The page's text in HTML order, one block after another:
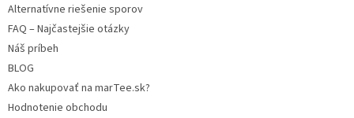
Alternatívne riešenie sporov
FAQ – Najčastejšie otázky
Náš príbeh
BLOG
Ako nakupovať na marTee.sk?
Hodnotenie obchodu